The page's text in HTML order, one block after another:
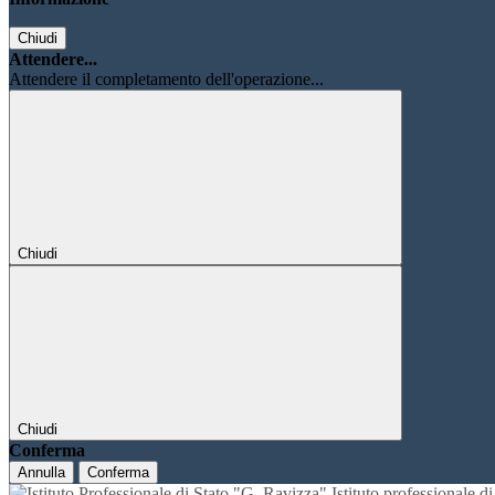
Chiudi
Attendere...
Attendere il completamento dell'operazione...
Chiudi
Chiudi
Conferma
Annulla Conferma